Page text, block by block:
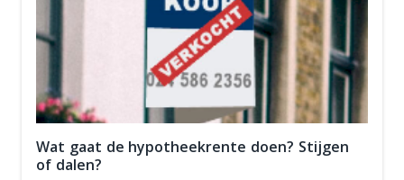
Wat gaat de hypotheekrente doen? Stijgen
of dalen?